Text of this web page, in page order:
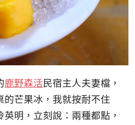
鹿野森活民宿主人夫妻檔，
芒果冰，我就按耐不住
明，立刻說：兩種都點，